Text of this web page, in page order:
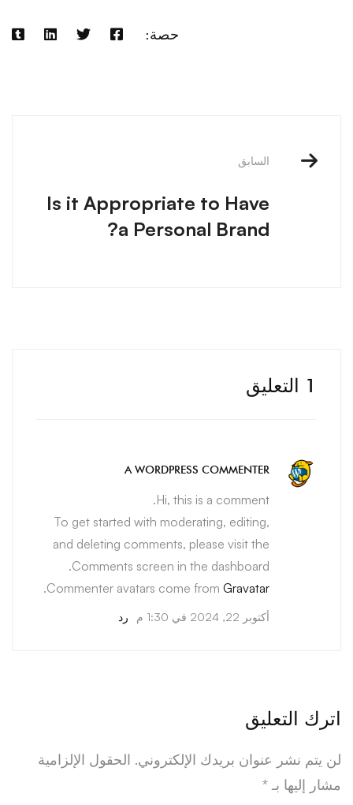
حصة:
الملاحةالسابق
Is it Appropriate to Have
a Personal Brand?
1 التعليق
A WORDPRESS COMMENTER
Hi, this is a comment.
To get started with moderating, editing,
and deleting comments, please visit the
Comments screen in the dashboard.
Commenter avatars come from Gravatar
.
أكتوبر 22, 2024 في 1:30 م رد
اترك التعليق
لن يتم نشر عنوان بريدك الإلكتروني. الحقول الإلزامية
مشار إليها بـ *